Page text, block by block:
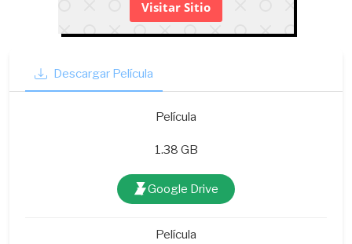
Visitar Sitio
Descargar Película
Película
1.38 GB
Google Drive
Película